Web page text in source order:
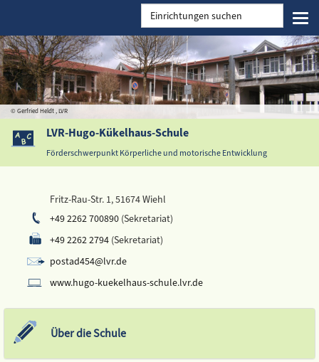
© Gerfried Heldt , LVR
LVR-Hugo-Kükelhaus-Schule
Förderschwerpunkt Körperliche und motorische Entwicklung
Fritz-Rau-Str. 1, 51674 Wiehl
+49 2262 700890 (Sekretariat)
+49 2262 2794 (Sekretariat)
postad454@lvr.de
www.hugo-kuekelhaus-schule.lvr.de
Über die Schule